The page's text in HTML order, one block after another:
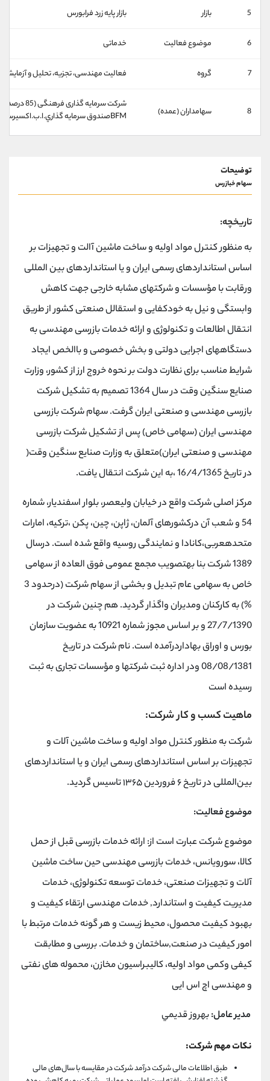
5 بازار بازار پايه زرد فرابورس
6 موضوع فعالیت خدماتی
7 گروه فعاليت مهندسی، تجزيه، تحليل و آزمايش
8 سهامداران (عمده)
شركت سرمايه گذاری فرهنگی (85 درصد)
BFMصندوق سرمايه گذاري.ا.ب.اكسيرسودا (3 درصد)
توضیحات
سهام خبازرس
تاریخچه:
به منظور کنترل مواد اولیه و ساخت ماشین آالت و تجهیزات بر
اساس استانداردهای رسمی ایران و یا استانداردهای بین المللی
ورقابت با مؤسسات و شرکتهای مشابه خارجی جهت کاهش
وابستگی و نیل به خودکفایی و استقالل صنعتی کشور از طریق
انتقال اطالعات و تکنولوژی و ارائه خدمات بازرسی مهندسی به
دستگاههای اجرایی دولتی و بخش خصوصی و باالخص ایجاد
شرایط مناسب برای نظارت دولت بر نحوه خروج ارز از کشور، وزارت
صنایع سنگین وقت در سال 1364 تصمیم به تشکیل شرکت
بازرسی مهندسی و صنعتی ایران گرفت. سهام شرکت بازرسی
مهندسی ایران (سهامی خاص) پس از تشکیل شرکت بازرسی
مهندسی و صنعتی ایران)متعلق به وزارت صنایع سنگین وقت(
در تاریخ 16/4/1365 ،به این شرکت انتقال یافت.
مرکز اصلی شرکت واقع در خیابان ولیعصر، بلوار اسفندیار، شماره
54 و شعب آن درکشورهای آلمان، ژاپن، چین، پکن ،ترکیه، امارات
متحدهعربی،کانادا و نمایندگی روسیه واقع شده است. درسال
1389 شرکت بنا بهتصویب مجمع عمومی فوق العاده از سهامی
خاص به سهامی عام تبدیل و بخشی از سهام شرکت (درحدود 3
%) به کارکنان ومدیران واگذار گردید. هم چنین شرکت در
27/7/1390 و بر اساس مجوز شماره 10921 به عضویت سازمان
بورس و اوراق بهاداردرآمده است. نام شرکت در تاریخ
08/08/1381 ودر اداره ثبت شرکتها و مؤسسات تجاری به ثبت
رسیده است
ماهیت کسب و کار شرکت:
شرکت به منظور کنترل مواد اولیه و ساخت ماشین آلات و
تجهیزات بر اساس استانداردهای رسمی ایران و یا استانداردهای
بین‌المللی در تاریخ ۶ فروردین ۱۳۶۵ تاسیس گردید.
موضوع فعالیت:
موضوع شرکت عبارت است از: ارائه خدمات بازرسی قبل از حمل
کالا، سورویانس، خدمات بازرسی مهندسی حین ساخت ماشین
آلات و تجهیزات صنعتی، خدمات توسعه تکنولوژی، خدمات
مدیریت کیفیت و استاندارد, خدمات مهندسی ارتقاء کیفیت و
بهبود کیفیت محصول، محیط زیست و هر گونه خدمات مرتبط با
امور کیفیت در صنعت,ساختمان و خدمات. بررسی و مطابقت
کیفی وکمی مواد اولیه، کالیبراسیون مخازن، محموله های نفتی
و مهندسی اچ اس ایی
مدیر عامل:بهروز قديمي
نکات مهم شرکت:
طبق اطلاعات مالی شرکت درآمد شرکت در مقایسه با سال‌های مالی